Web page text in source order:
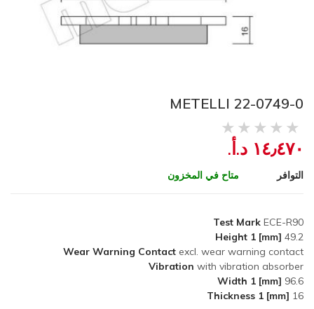
METELLI 22-0749-0
١٤٫٤٧٠ د.أ.‏
التوافر متاح في المخزون
Test Mark ECE-R90
Height 1 [mm] 49.2
Wear Warning Contact excl. wear warning contact
Vibration with vibration absorber
Width 1 [mm] 96.6
Thickness 1 [mm] 16